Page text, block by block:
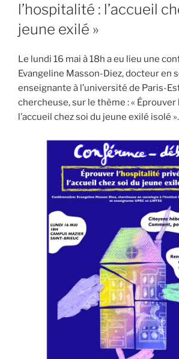
l’hospitalité : l’accueil
jeune exilé »
Le lundi 16 mai à 18h a eu lieu une
Evangeline Masson-Diez, docteur en
enseignante à l’université de Paris-
chercheuse, sur le thème : « Éprouver
l’accueil chez soi du jeune exilé isolé ».